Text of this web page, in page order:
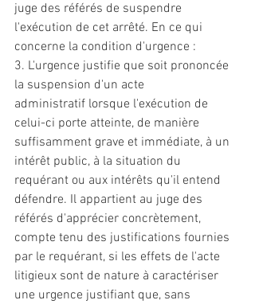
juge des référés de suspendre
l'exécution de cet arrêté. En ce qui
concerne la condition d'urgence :
3. L'urgence justifie que soit prononcée
la suspension d'un acte
administratif lorsque l'exécution de
celui-ci porte atteinte, de manière
suffisamment grave et immédiate, à un
intérêt public, à la situation du
requérant ou aux intérêts qu'il entend
défendre. Il appartient au juge des
référés d'apprécier concrètement,
compte tenu des justifications fournies
par le requérant, si les effets de l'acte
litigieux sont de nature à caractériser
une urgence justifiant que, sans